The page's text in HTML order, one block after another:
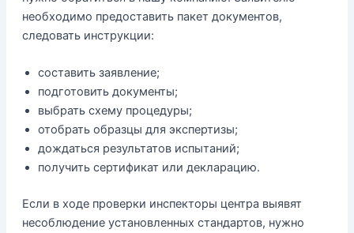
необходимо предоставить пакет документов,
следовать инструкции:
составить заявление;
подготовить документы;
выбрать схему процедуры;
отобрать образцы для экспертизы;
дождаться результатов испытаний;
получить сертификат или декларацию.
Если в ходе проверки инспекторы центра выявят
несоблюдение установленных стандартов, нужно